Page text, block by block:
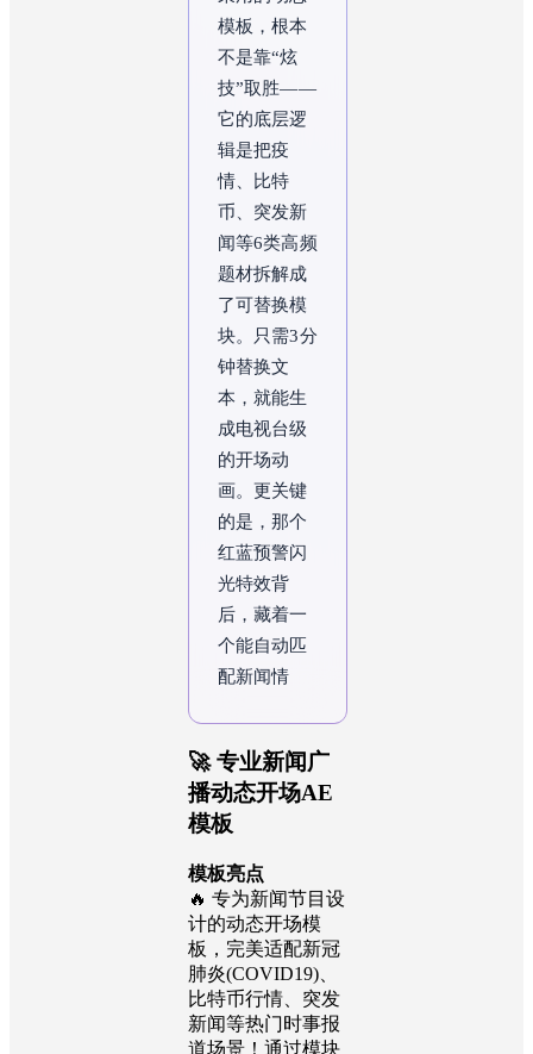
模板，根本
不是靠“炫
技”取胜——
它的底层逻
辑是把疫
情、比特
币、突发新
闻等6类高频
题材拆解成
了可替换模
块。只需3分
钟替换文
本，就能生
成电视台级
的开场动
画。更关键
的是，那个
红蓝预警闪
光特效背
后，藏着一
个能自动匹
配新闻情绪
还在手动调
色，
🚀 专业新闻广
播动态开场AE
模板
模板亮点
🔥 专为新闻节目设
计的动态开场模